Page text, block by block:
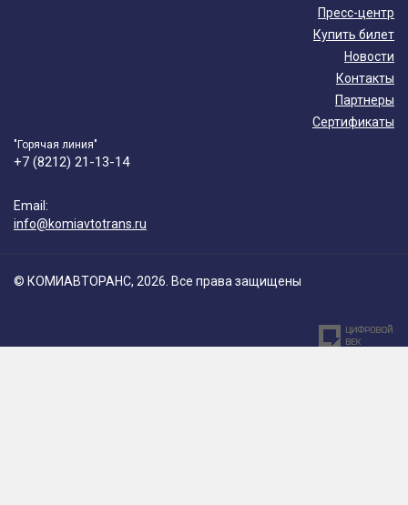
Пресс-центр
Купить билет
Новости
Контакты
Партнеры
Сертификаты
"Горячая линия"
+7 (8212) 21-13-14
Email:
info@komiavtotrans.ru
© КОМИАВТОРАНС, 2026. Все права защищены